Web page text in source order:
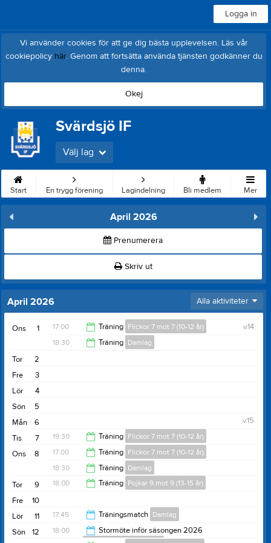
Logga in
Vi använder cookies för att ge dig bästa upplevelsen. Läs vår
cookiepolicy här. Genom att fortsätta använda tjänsten godkänner du
denna.
Okej
Svärdsjö IF
Välj lag
Start En trygg förening Lagindelning Bli medlem Mer
April 2026
Prenumerera
Skriv ut
April 2026 Alla aktiviteter
1
Ons v.14
17:00 Träning Flickor 7 mot 7 (10-12 år)
18:30 Träning Damlag
2
Tor
3
Fre
4
Lör
5
Sön
6
Mån
v.15
7
Tis 19:30 Träning Flickor 7 mot 7 (10-12 år)
20:30
8
Ons 17:00 Träning Flickor 7 mot 7 (10-12 år)
18:00
18:30 Träning Damlag
9
Tor 18:00 Träning Pojkar 9 mot 9 (13-15 år)
19:30
10
Fre
11
Lör 17:45 Träningsmatch Damlag
12
Sön 18:00
Stormöte inför säsongen 2026